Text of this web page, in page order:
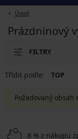
Úvod
Prázdninový
FILTRY
Třídit podle: TOP
Požadovaný obsah
8 % z nákupu